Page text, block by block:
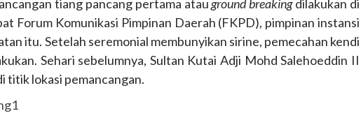
tiang pancang pertama atauground breakingdilakukan di
Forum Komunikasi Pimpinan Daerah (FKPD), pimpinan instansi
itu. Setelah seremonial membunyikan sirine, pemecahan kendi
Sehari sebelumnya, Sultan Kutai Adji Mohd Salehoeddin II
titik lokasi pemancangan.